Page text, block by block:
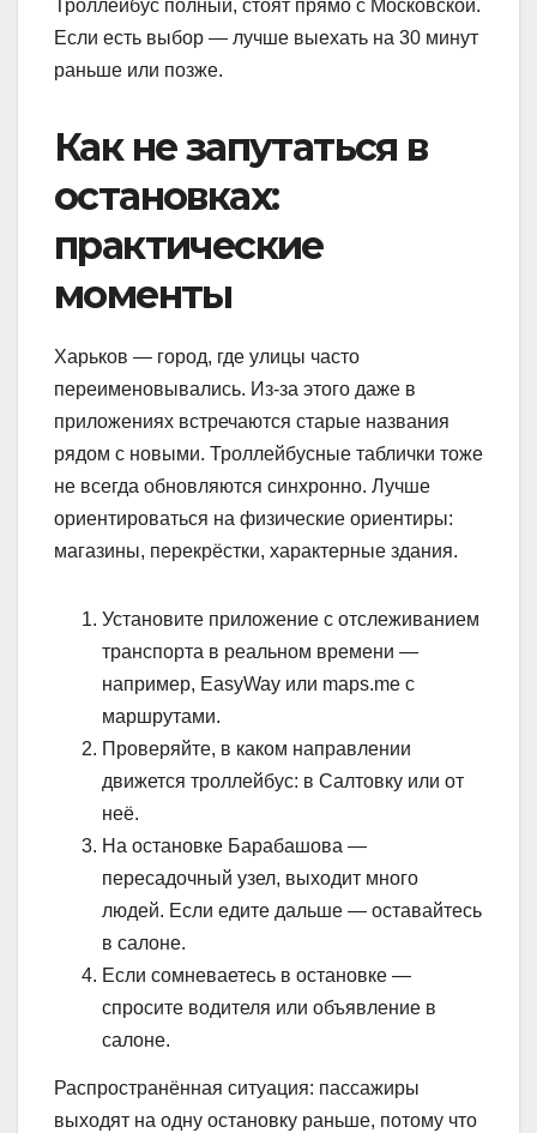
Троллейбус полный, стоят прямо с Московской.
Если есть выбор — лучше выехать на 30 минут
раньше или позже.
Как не запутаться в
остановках:
практические
моменты
Харьков — город, где улицы часто
переименовывались. Из-за этого даже в
приложениях встречаются старые названия
рядом с новыми. Троллейбусные таблички тоже
не всегда обновляются синхронно. Лучше
ориентироваться на физические ориентиры:
магазины, перекрёстки, характерные здания.
Установите приложение с отслеживанием
транспорта в реальном времени —
например, EasyWay или maps.me с
маршрутами.
Проверяйте, в каком направлении
движется троллейбус: в Салтовку или от
неё.
На остановке Барабашова —
пересадочный узел, выходит много
людей. Если едите дальше — оставайтесь
в салоне.
Если сомневаетесь в остановке —
спросите водителя или объявление в
салоне.
Распространённая ситуация: пассажиры
выходят на одну остановку раньше, потому что